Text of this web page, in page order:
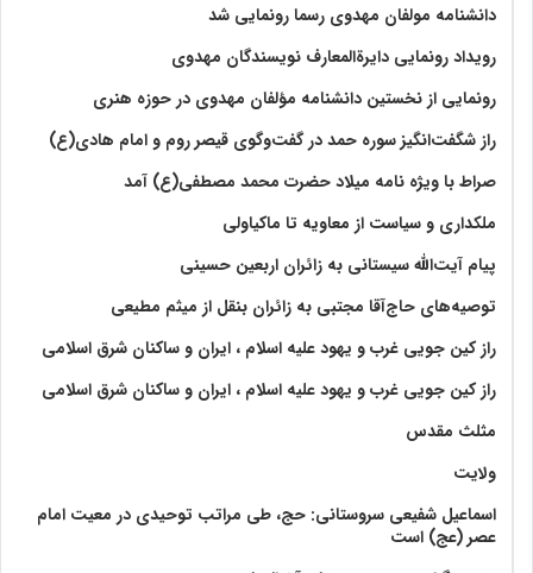
دانشنامه مولفان مهدوی رسما رونمایی شد
رویداد رونمایی دایرةالمعارف نویسندگان مهدوی
رونمایی از نخستین دانشنامه مؤلفان مهدوی در حوزه هنری
راز شگفت‌انگیز سوره حمد در گفت‌وگوی قیصر روم و امام هادی(ع)
صراط با ویژه نامه میلاد حضرت محمد مصطفی(ع) آمد
ملکداری و سیاست از معاویه تا ماکیاولی
پیام آیت‌الله سیستانی به زائران اربعین حسینی
توصیه‌های حاج‌آقا مجتبی به زائران بنقل از میثم مطیعی
راز کین جویی غرب و یهود علیه اسلام ، ایران و ساکنان شرق اسلامی
راز کین جویی غرب و یهود علیه اسلام ، ایران و ساکنان شرق اسلامی
مثلث مقدس
ولايت‏
اسماعیل شفیعی سروستانی: حج، طی مراتب توحیدی در معیت امام
عصر (عج) است